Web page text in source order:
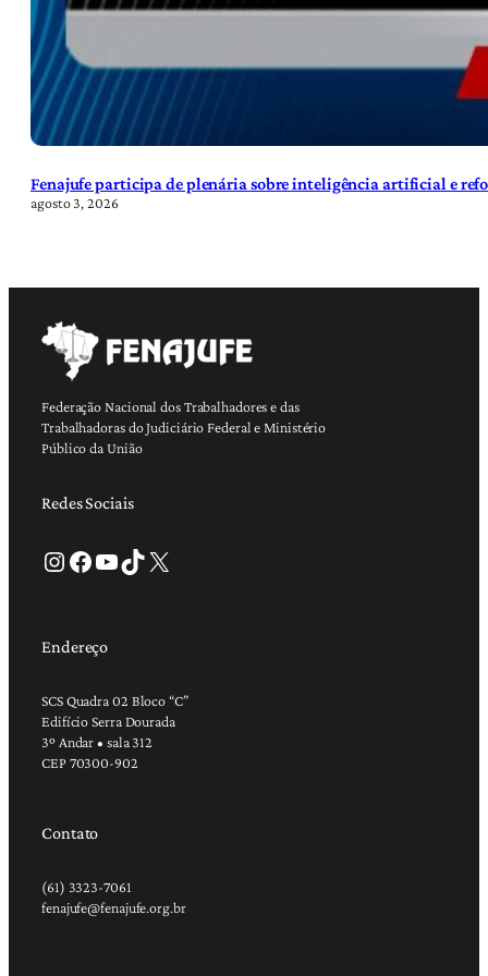
Fenajufe participa de plenária sobre inteligência artificial e
agosto 3, 2026
Federação Nacional dos Trabalhadores e das
Trabalhadoras do Judiciário Federal e Ministério
Público da União
Redes Sociais
Instagram Facebook Youtube TikTok X
Endereço
SCS Quadra 02 Bloco “C”
Edifício Serra Dourada
3º Andar • sala 312
CEP 70300-902
Contato
(61) 3323-7061
fenajufe@fenajufe.org.br